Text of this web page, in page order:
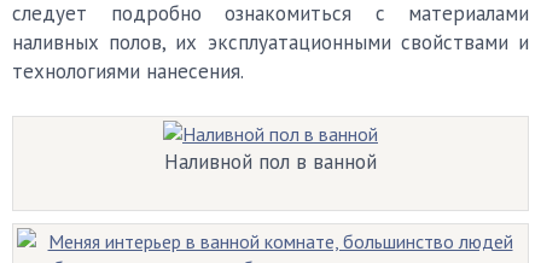
следует подробно ознакомиться с материалами
наливных полов, их эксплуатационными свойствами и
технологиями нанесения.
Наливной пол в ванной